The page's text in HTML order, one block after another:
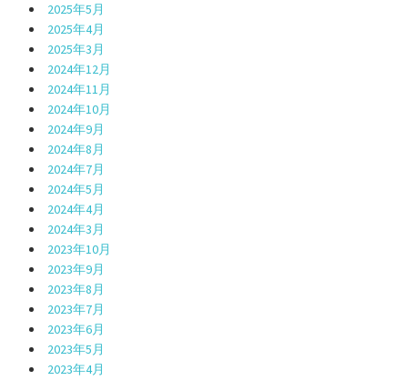
2025年5月
2025年4月
2025年3月
2024年12月
2024年11月
2024年10月
2024年9月
2024年8月
2024年7月
2024年5月
2024年4月
2024年3月
2023年10月
2023年9月
2023年8月
2023年7月
2023年6月
2023年5月
2023年4月